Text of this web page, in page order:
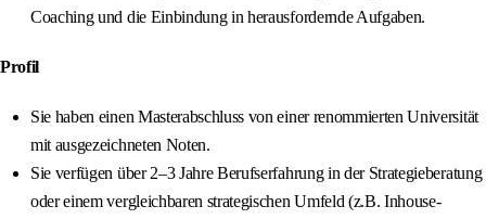
Coaching und die Einbindung in herausfordernde Aufgaben.
Profil
Sie haben einen Masterabschluss von einer renommierten Universität
mit ausgezeichneten Noten.
Sie verfügen über 2–3 Jahre Berufserfahrung in der Strategieberatung
oder einem vergleichbaren strategischen Umfeld (z.B. Inhouse-